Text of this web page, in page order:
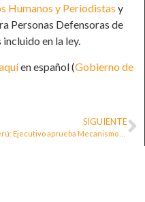
Humanos y Periodistas y
Personas Defensoras de
en la ley.
en español (Gobierno de
SIGUIENTE